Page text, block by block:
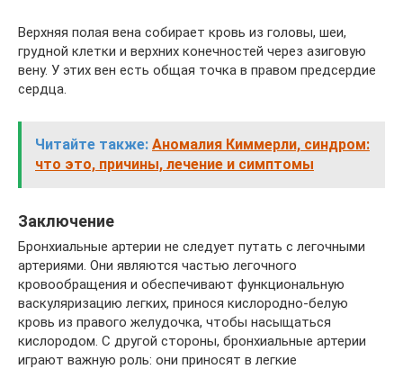
Верхняя полая вена собирает кровь из головы, шеи,
грудной клетки и верхних конечностей через азиговую
вену. У этих вен есть общая точка в правом предсердие
сердца.
Читайте также: Аномалия Киммерли, синдром:
что это, причины, лечение и симптомы
Заключение
Бронхиальные артерии не следует путать с легочными
артериями. Они являются частью легочного
кровообращения и обеспечивают функциональную
васкуляризацию легких, принося кислородно-белую
кровь из правого желудочка, чтобы насыщаться
кислородом. С другой стороны, бронхиальные артерии
играют важную роль: они приносят в легкие